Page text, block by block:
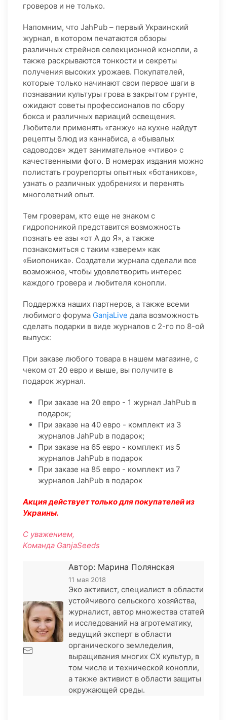
гроверов и не только.
Напомним, что JahPub – первый Украинский
журнал, в котором печатаются обзоры
различных стрейнов селекционной конопли, а
также раскрываются тонкости и секреты
получения высоких урожаев. Покупателей,
которые только начинают свои первое шаги в
познавании культуры грова в закрытом грунте,
ожидают советы профессионалов по сбору
бокса и различных вариаций освещения.
Любители применять «ганжу» на кухне найдут
рецепты блюд из каннабиса, а «бывалых
садоводов» ждет занимательное «чтиво» с
качественными фото. В номерах издания можно
полистать гроурепорты опытных «ботаников»,
узнать о различных удобрениях и перенять
многолетний опыт.
Тем гроверам, кто еще не знаком с
гидропоникой представится возможность
познать ее азы «от А до Я», а также
познакомиться с таким «зверем» как
«Биопоника». Создатели журнала сделали все
возможное, чтобы удовлетворить интерес
каждого гровера и любителя конопли.
Поддержка наших партнеров, а также всеми
любимого форума GanjaLive дала возможность
сделать подарки в виде журналов с 2-го по 8-ой
выпуск:
При заказе любого товара в нашем магазине, с
чеком от 20 евро и выше, вы получите в
подарок журнал.
При заказе на 20 евро - 1 журнал JahPub в
подарок;
При заказе на 40 евро - комплект из 3
журналов JahPub в подарок;
При заказе на 65 евро - комплект из 5
журналов JahPub в подарок
При заказе на 85 евро - комплект из 7
журналов JahPub в подарок
Акция действует только для покупателей из
Украины.
С уважением,
Команда GanjaSeeds
Автор: Марина Полянская
11 мая 2018
Эко активист, специалист в области
устойчивого сельского хозяйства,
журналист, автор множества статей
и исследований на агротематику,
ведущий эксперт в области
органического земледелия,
выращивания многих СХ культур, в
том числе и технической конопли,
а также активист в области защиты
окружающей среды.